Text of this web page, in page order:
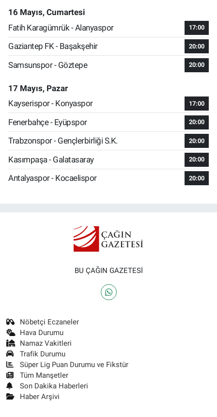
16 Mayıs, Cumartesi
Fatih Karagümrük - Alanyaspor
17:00
Gaziantep FK - Başakşehir 20:00
Samsunspor - Göztepe 20:00
17 Mayıs, Pazar
Kayserispor - Konyaspor
17:00
Fenerbahçe - Eyüpspor 20:00
Trabzonspor - Gençlerbirliği S.K. 20:00
Kasımpaşa - Galatasaray 20:00
Antalyaspor - Kocaelispor 20:00
BU ÇAĞIN GAZETESİ
Nöbetçi Eczaneler
Hava Durumu
Namaz Vakitleri
Trafik Durumu
Süper Lig Puan Durumu ve Fikstür
Tüm Manşetler
Son Dakika Haberleri
Haber Arşivi